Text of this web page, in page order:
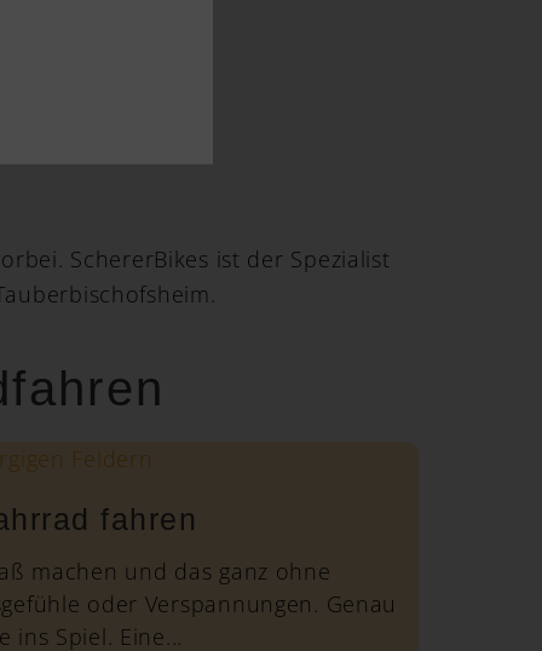
SchererBikes ist der Spezialist
fahren
machen und das ganz ohne
oder Verspannungen. Genau
Spiel. Eine...